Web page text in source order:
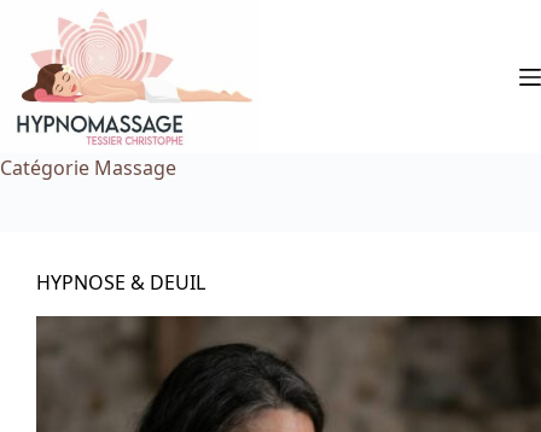
Passer
contenu
Catégorie Massage
HYPNOSE & DEUIL